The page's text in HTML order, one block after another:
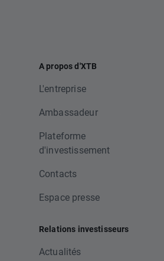
A propos d'XTB
L'entreprise
Ambassadeur
Plateforme
d'investissement
Contacts
Espace presse
Relations investisseurs
Actualités